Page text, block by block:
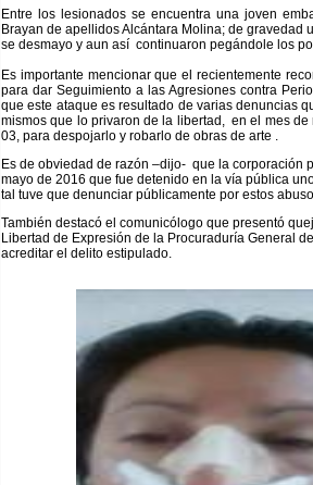
Entre los lesionados se encuentra una joven
Brayan de apellidos Alcántara Molina; de
se desmayo y aun así continuaron pegándole los
Es importante mencionar que el recientemente
para dar Seguimiento a las Agresiones contra
que este ataque es resultado de varias denuncias
mismos que lo privaron de la libertad, en el mes
03, para despojarlo y robarlo de obras de arte .
Es de obviedad de razón –dijo- que la corporación
mayo de 2016 que fue detenido en la vía pública
tal tuve que denunciar públicamente por estos
También destacó el comunicólogo que presentó
Libertad de Expresión de la Procuraduría General
acreditar el delito estipulado.